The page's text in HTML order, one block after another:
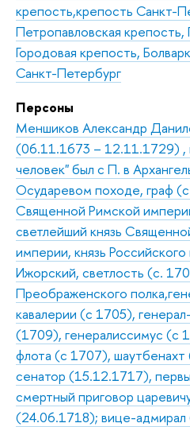
крепость,крепость Санкт-
Петропавловская крепость,
Городовая крепость,
Санкт-Петербург
Персоны
Меншиков Александр
(06.11.1673 – 12.11.1729) ,
человек" был с П. в
Осударевом походе, граф
Священной Римской
светлейший князь
империи, князь Российского
Ижорский, светлость (с.
Преображенского
кавалерии (с 1705),
(1709), генералиссимус (с
флота (с 1707),
сенатор (15.12.1717),
смертный приговор
(24.06.1718); вице-